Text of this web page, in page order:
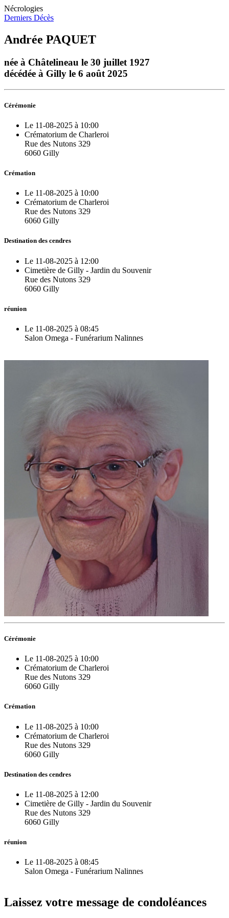
Nécrologies
Derniers Décès
Andrée PAQUET
née à Châtelineau le 30 juillet 1927
décédée à Gilly le 6 août 2025
Cérémonie
Le 11-08-2025 à 10:00
Crématorium de Charleroi
Rue des Nutons 329
6060 Gilly
Crémation
Le 11-08-2025 à 10:00
Crématorium de Charleroi
Rue des Nutons 329
6060 Gilly
Destination des cendres
Le 11-08-2025 à 12:00
Cimetière de Gilly - Jardin du Souvenir
Rue des Nutons 329
6060 Gilly
réunion
Le 11-08-2025 à 08:45
Salon Omega - Funérarium Nalinnes
Cérémonie
Le 11-08-2025 à 10:00
Crématorium de Charleroi
Rue des Nutons 329
6060 Gilly
Crémation
Le 11-08-2025 à 10:00
Crématorium de Charleroi
Rue des Nutons 329
6060 Gilly
Destination des cendres
Le 11-08-2025 à 12:00
Cimetière de Gilly - Jardin du Souvenir
Rue des Nutons 329
6060 Gilly
réunion
Le 11-08-2025 à 08:45
Salon Omega - Funérarium Nalinnes
Laissez votre message de condoléances